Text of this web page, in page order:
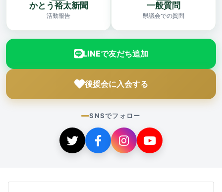
かとう裕太新聞
活動報告
一般質問
県議会での質問
LINEで友だち追加
後援会に入会する
SNSでフォロー